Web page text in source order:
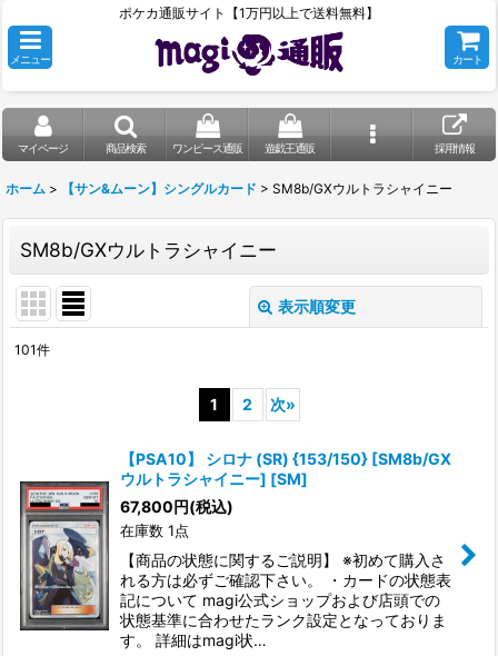
ポケカ通販サイト【1万円以上で送料無料】
メニュー カート
マイページ 商品検索 ワンピース通販 遊戯王通販 採用情報
ホーム > 【サン&ムーン】シングルカード > SM8b/GXウルトラシャイニー
SM8b/GXウルトラシャイニー
表示順変更
101件
1 2 次»
【PSA10】 シロナ (SR) {153/150} [SM8b/GX
ウルトラシャイニー] [SM]
67,800円(税込)
在庫数 1点
【商品の状態に関するご説明】 ※初めて購入さ
れる方は必ずご確認下さい。 ・カードの状態表
記について magi公式ショップおよび店頭での
状態基準に合わせたランク設定となっておりま
す。 詳細はmagi状…